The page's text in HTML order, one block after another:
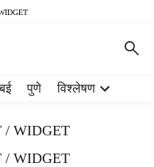
पुणे विश्लेषण
/ WIDGET
/ WIDGET